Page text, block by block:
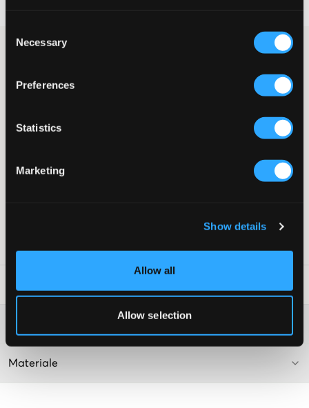
Selection
Necessary
Preferences
Statistics
Marketing
Show details
Allow all
Allow selection
Mørkeblå kabelstrikket half-zip fra Gant. Glidelåsen er
ermelinningene. Dette er et plagg som både fungerer til
Genser
Normal passform
Broderi
Materiale